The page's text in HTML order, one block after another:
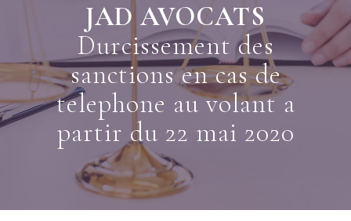
JAD AVOCATS
Durcissement des
sanctions en cas de
telephone au volant a
partir du 22 mai 2020